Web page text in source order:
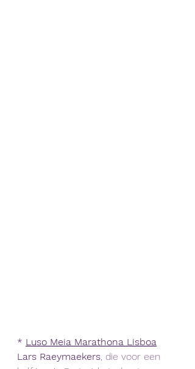
* Luso Meia Marathona Lisboa
Lars Raeymaekers, die voor een